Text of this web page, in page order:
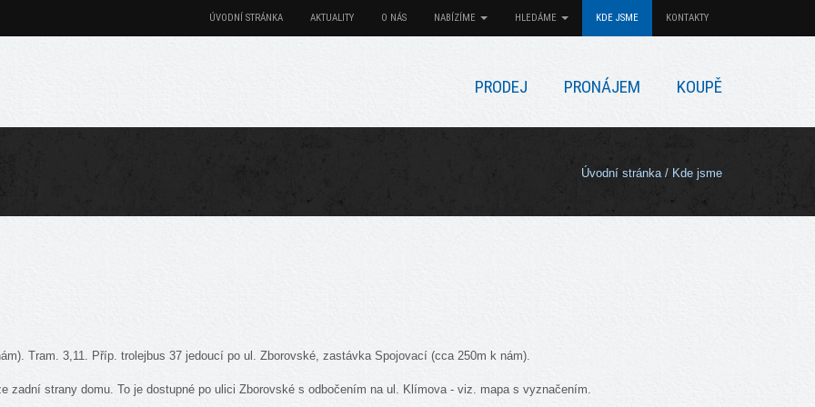
ÚVODNÍ STRÁNKA AKTUALITY O NÁS NABÍZÍME HLEDÁME KDE JSME KONTAKTY
PRODEJ PRONÁJEM KOUPĚ
Úvodní stránka/ Kde jsme
Tram. 3,11. Příp. trolejbus 37 jedoucí po ul. Zborovské, zastávka Spojovací (cca 250m k nám).
zadní strany domu. To je dostupné po ulici Zborovské s odbočením na ul. Klímova - viz. mapa s vyznačením.